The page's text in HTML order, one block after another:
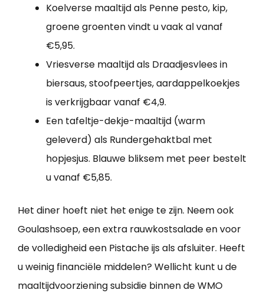
Koelverse maaltijd als Penne pesto, kip,
groene groenten vindt u vaak al vanaf
€5,95.
Vriesverse maaltijd als Draadjesvlees in
biersaus, stoofpeertjes, aardappelkoekjes
is verkrijgbaar vanaf €4,9.
Een tafeltje-dekje-maaltijd (warm
geleverd) als Rundergehaktbal met
hopjesjus. Blauwe bliksem met peer bestelt
u vanaf €5,85.
Het diner hoeft niet het enige te zijn. Neem ook
Goulashsoep, een extra rauwkostsalade en voor
de volledigheid een Pistache ijs als afsluiter. Heeft
u weinig financiële middelen? Wellicht kunt u de
maaltijdvoorziening subsidie binnen de WMO